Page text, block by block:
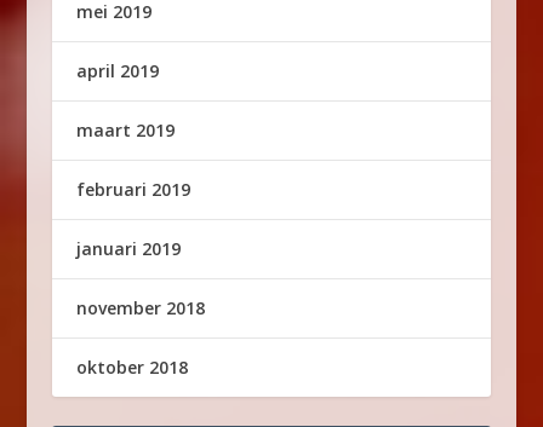
mei 2019
april 2019
maart 2019
februari 2019
januari 2019
november 2018
oktober 2018